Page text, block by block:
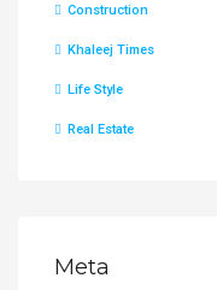
Construction
Khaleej Times
Life Style
Real Estate
Meta